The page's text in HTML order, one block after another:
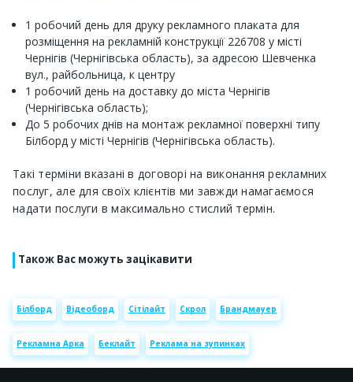
1 робочий день для друку рекламного плаката для
розміщення на рекламній конструкції 226708 у місті
Чернігів (Чернігівська область), за адресою Шевченка
вул., райбольница, к центру
1 робочий день на доставку до міста Чернігів
(Чернігівська область);
До 5 робочих днів на монтаж рекламної поверхні типу
Білборд у місті Чернігів (Чернігівська область).
Такі терміни вказані в договорі на виконання рекламних
послуг, але для своїх клієнтів ми завжди намагаємося
надати послуги в максимально стислий термін.
Також Вас можуть зацікавити
Білборд Відеоборд Сітілайт Скрол Брандмауер
Рекламна Арка Беклайт Реклама на зупинках